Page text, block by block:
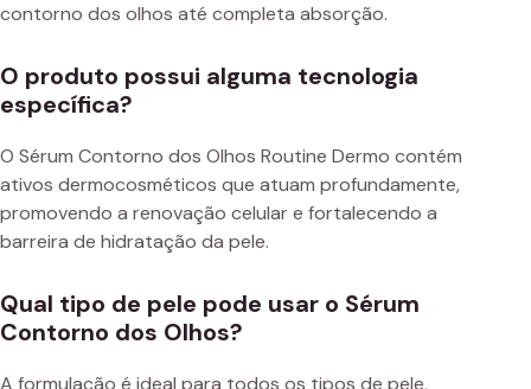
contorno dos olhos até completa absorção.
O produto possui alguma tecnologia
específica?
O Sérum Contorno dos Olhos Routine Dermo contém
ativos dermocosméticos que atuam profundamente,
promovendo a renovação celular e fortalecendo a
barreira de hidratação da pele.
Qual tipo de pele pode usar o Sérum
Contorno dos Olhos?